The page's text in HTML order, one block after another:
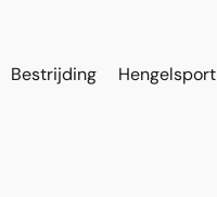
Bestrijding Hengelsport